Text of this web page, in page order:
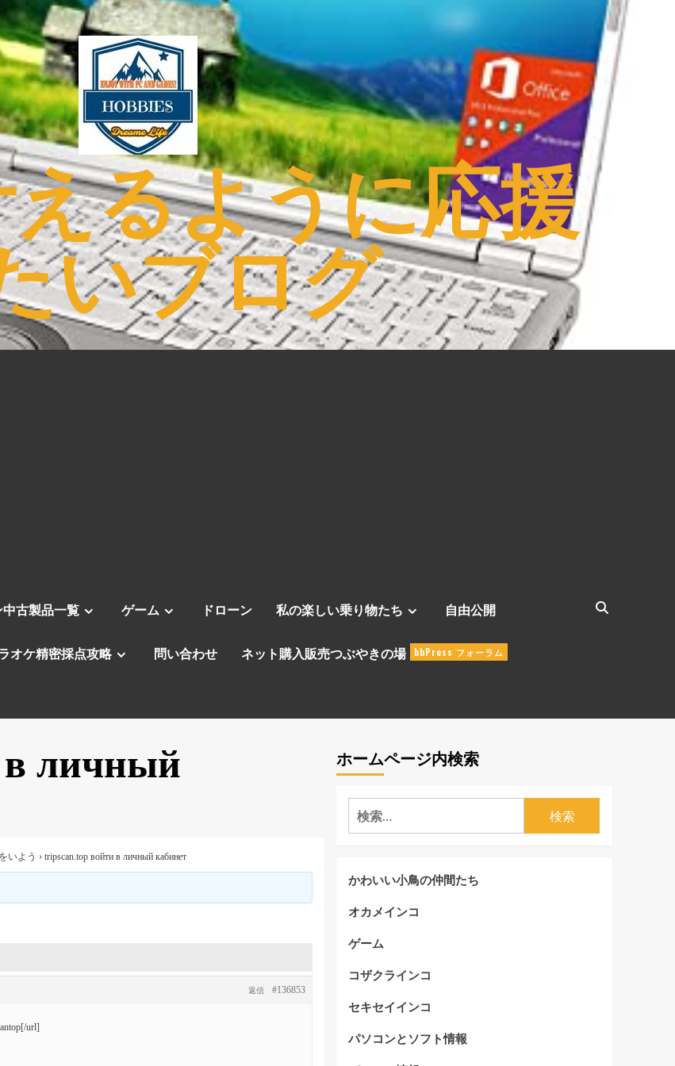
るように応援
いブログ
古製品一覧 ゲーム ドローン 私の楽しい乗り物たち 自由公開
オケ精密採点攻略 問い合わせ ネット購入販売つぶやきの場 bbPress フォーラム
в личный
いよう › tripscan.top войти в личный кабинет
#136853
返信
url]
ホームページ内検索
検
索:
かわいい小鳥の仲間たち
オカメインコ
ゲーム
コザクラインコ
セキセイインコ
パソコンとソフト情報